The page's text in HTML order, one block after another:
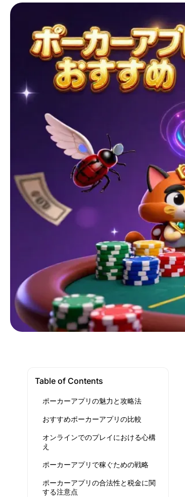
Table of Contents
ポーカーアプリの魅力と攻略法
おすすめポーカーアプリの比較
オンラインでのプレイにおける心構
え
ポーカーアプリで稼ぐための戦略
ポーカーアプリの合法性と税金に関
する注意点